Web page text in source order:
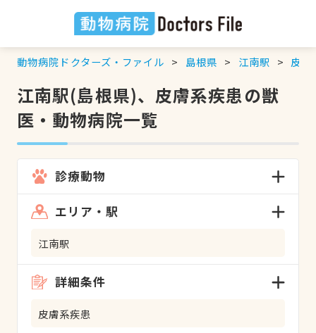
動物病院ドクターズ・ファイル 島根県 江南駅 皮膚
江南駅(島根県)、皮膚系疾患の獣
医・動物病院一覧
診療動物
エリア・駅
江南駅
詳細条件
皮膚系疾患